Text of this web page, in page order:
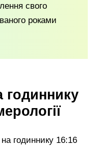
свого
роками
годиннику
на годиннику 16:16